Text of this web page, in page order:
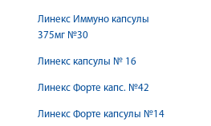
Линекс Иммуно капсулы
375мг №30
Линекс капсулы № 16
Линекс Форте капс. №42
Линекс Форте капсулы №14